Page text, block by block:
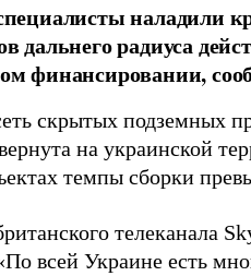
наладили
дальнего радиуса
финансировании,
скрытых подземных
на украинской
темпы сборки
телеканала
всей Украине есть